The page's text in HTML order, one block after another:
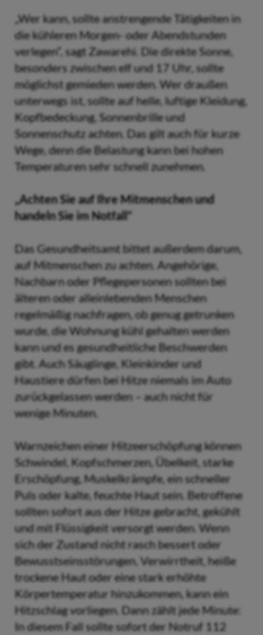
„Wer kann, sollte anstrengende Tätigkeiten in
die kühleren Morgen- oder Abendstunden
verlegen“, sagt Zawarehi. Die direkte Sonne,
besonders zwischen elf und 17 Uhr, sollte
möglichst gemieden werden. Wer draußen
unterwegs ist, sollte auf helle, luftige Kleidung,
Kopfbedeckung, Sonnenbrille und
Sonnenschutz achten. Das gilt auch für kurze
Wege, denn die Belastung kann bei hohen
Temperaturen sehr schnell zunehmen.
„Achten Sie auf Ihre Mitmenschen und
handeln Sie im Notfall“
Das Gesundheitsamt bittet außerdem darum,
auf Mitmenschen zu achten. Angehörige,
Nachbarn oder Pflegepersonen sollten bei
älteren oder alleinlebenden Menschen
regelmäßig nachfragen, ob genug getrunken
wurde, die Wohnung kühl gehalten werden
kann und es gesundheitliche Beschwerden
gibt. Auch Säuglinge, Kleinkinder und
Haustiere dürfen bei Hitze niemals im Auto
zurückgelassen werden – auch nicht für
wenige Minuten.
Warnzeichen einer Hitzeerschöpfung können
Schwindel, Kopfschmerzen, Übelkeit, starke
Erschöpfung, Muskelkrämpfe, ein schneller
Puls oder kalte, feuchte Haut sein. Betroffene
sollten sofort aus der Hitze gebracht, gekühlt
und mit Flüssigkeit versorgt werden. Wenn
sich der Zustand nicht rasch bessert oder
Bewusstseinsstörungen, Verwirrtheit, heiße
trockene Haut oder eine stark erhöhte
Körpertemperatur hinzukommen, kann ein
Hitzschlag vorliegen. Dann zählt jede Minute:
In diesem Fall sollte sofort der Notruf 112